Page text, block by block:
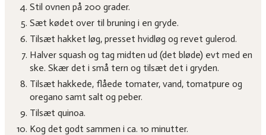
Stil ovnen på 200 grader.
Sæt kødet over til bruning i en gryde.
Tilsæt hakket løg, presset hvidløg og revet gulerod.
Halver squash og tag midten ud (det bløde) evt med en
ske. Skær det i små tern og tilsæt det i gryden.
Tilsæt hakkede, flåede tomater, vand, tomatpure og
oregano samt salt og peber.
Tilsæt quinoa.
Kog det godt sammen i ca. 10 minutter.